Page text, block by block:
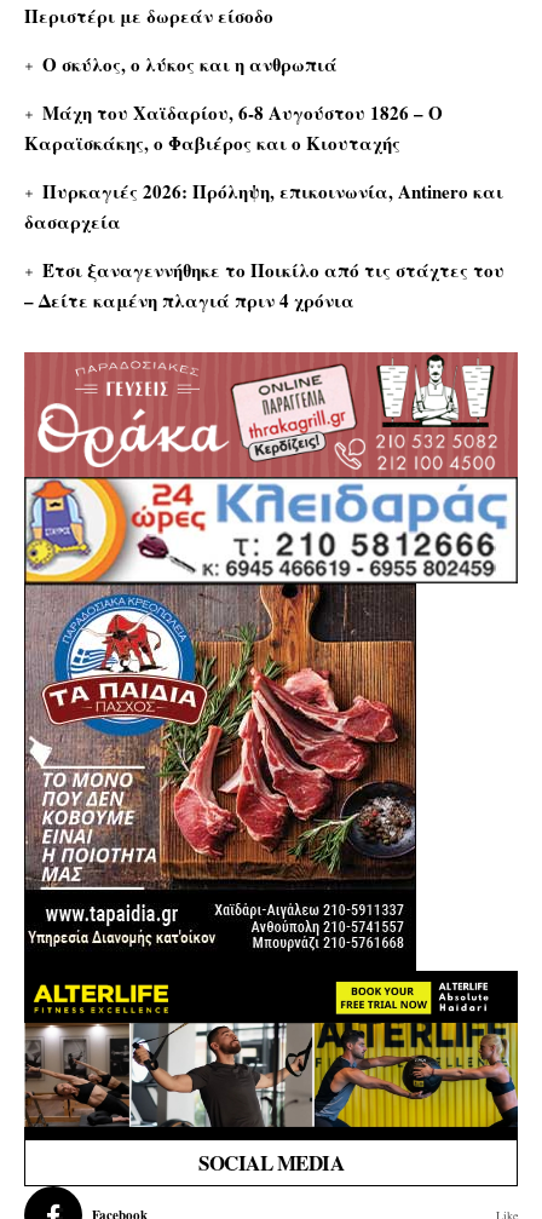
Περιστέρι με δωρεάν είσοδο
Ο σκύλος, ο λύκος και η ανθρωπιά
Μάχη του Χαϊδαρίου, 6-8 Αυγούστου 1826 – Ο
Καραϊσκάκης, ο Φαβιέρος και ο Κιουταχής
Πυρκαγιές 2026: Πρόληψη, επικοινωνία, Antinero και
δασαρχεία
Έτσι ξαναγεννήθηκε το Ποικίλο από τις στάχτες του
– Δείτε καμένη πλαγιά πριν 4 χρόνια
SOCIAL MEDIA
Like